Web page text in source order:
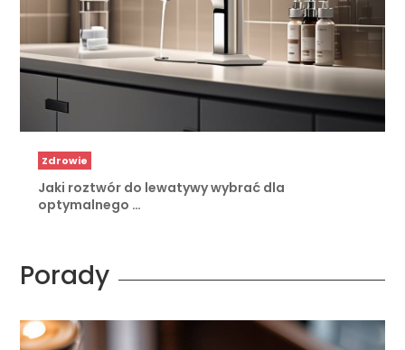
Zdrowie
Jaki roztwór do lewatywy wybrać dla
optymalnego …
Porady